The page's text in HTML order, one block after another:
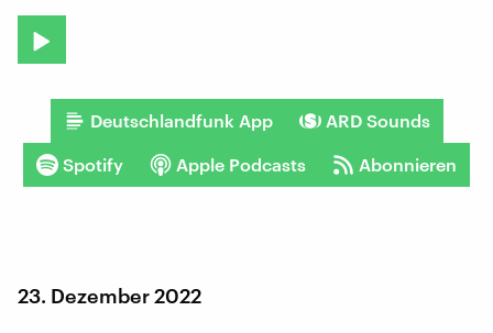
Deutschlandfunk App ARD Sounds
Spotify Apple Podcasts Abonnieren
23. Dezember 2022